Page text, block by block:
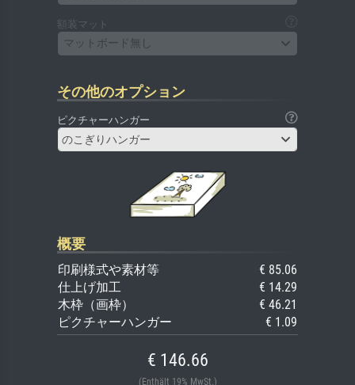
額装マット
マットボード無し
その他のオプション
ピクチャーハンガー
のこぎりハンガー
概要
印刷様式や素材等
€ 85.06
仕上げ加工
€ 14.29
木枠（画枠）
€ 46.21
ピクチャーハンガー
€ 1.09
€ 146.66
(Enthält 19% MwSt.)